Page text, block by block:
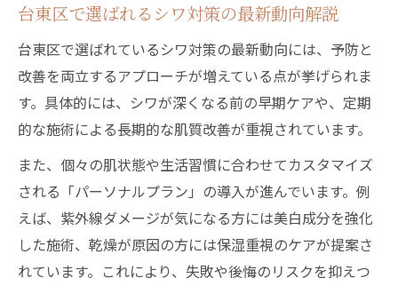
台東区で選ばれるシワ対策の最新動向解説
台東区で選ばれているシワ対策の最新動向には、予防と
改善を両立するアプローチが増えている点が挙げられま
す。具体的には、シワが深くなる前の早期ケアや、定期
的な施術による長期的な肌質改善が重視されています。
また、個々の肌状態や生活習慣に合わせてカスタマイズ
される「パーソナルプラン」の導入が進んでいます。例
えば、紫外線ダメージが気になる方には美白成分を強化
した施術、乾燥が原因の方には保湿重視のケアが提案さ
れています。これにより、失敗や後悔のリスクを抑えつ